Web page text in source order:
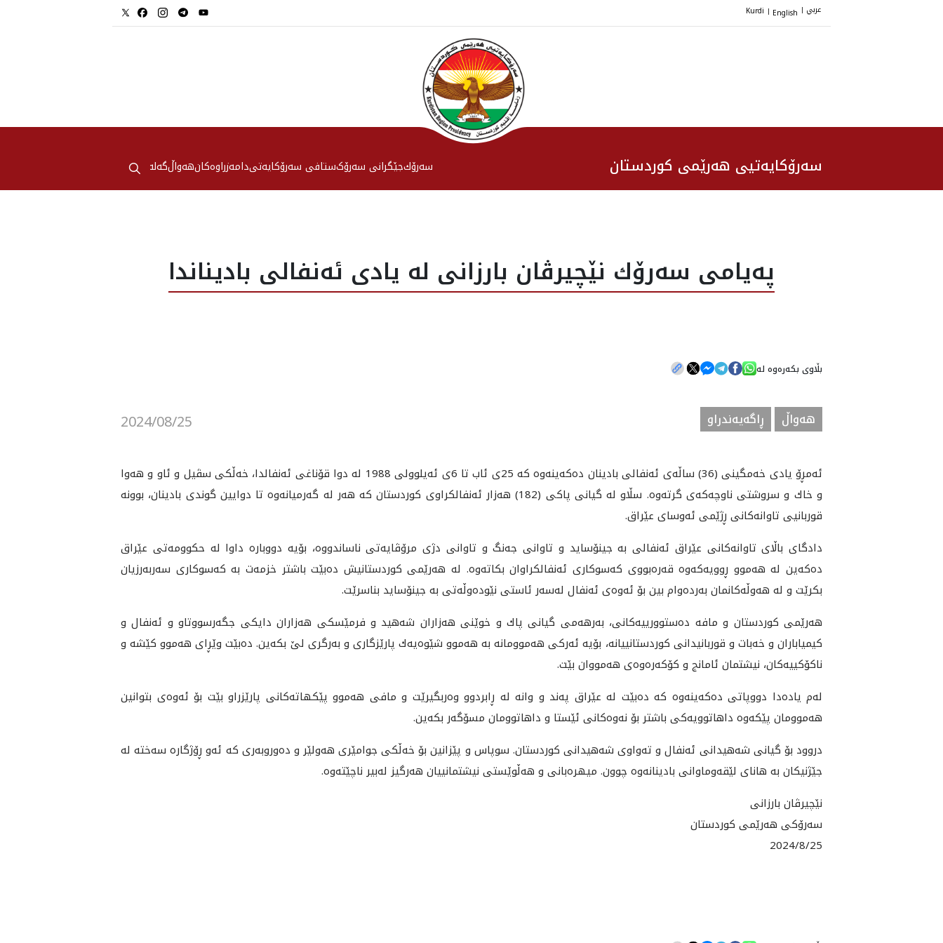
عربي |
English
|
Kurdi
سەرۆکایەتیی هەرێمی کوردستان سەرۆكجێگرانی سه‌رۆکستافی سەرۆکایەتیدامەزراوەکانهه‌واڵگەلەری
⚲
په‌يامى سه‌رۆك نێچيرڤان بارزانى له‌ يادى ئه‌نفالى باديناندا
بڵاوی بکەرەوە لە
2024/08/25 هه‌واڵ ڕاگەیەندراو
ئه‌مڕۆ يادى خه‌مگينى (36) ساڵه‌ى ئه‌نفالى بادينان ده‌كه‌ينه‌وه‌ كه‌ 25ى ئاب تا 6ى ئه‌يلوولى 1988 له‌ دوا قۆناغى ئه‌نفالدا، خه‌ڵكى سڤيل و ئاو و هه‌وا
و خاك و سروشتى ناوچه‌كه‌ى گرته‌وه. سڵاو‌ له‌ گيانى پاكى (182) هه‌زار ئه‌نفالكراوى كوردستان كه‌ هه‌ر له‌ گه‌رميانه‌وه‌ تا دوايين گوندى بادينان، بوونه‌
قوربانيى تاوانه‌كانى ڕژێمى ئه‌وساى عێراق.
دادگاى باڵاى تاوانه‌كانى عێراق ئه‌نفالى به‌ جينۆسايد و تاوانى جه‌نگ و تاوانى دژى مرۆڤايه‌تى ناساندووه‌، بۆيه‌ دووباره‌ داوا له‌ حكوومه‌تى عێراق
ده‌كه‌ين له‌ هه‌موو ڕوويه‌كه‌وه‌ قه‌ره‌بووى كه‌سوكارى ئه‌نفالكراوان بكاته‌وه‌. له‌ هه‌رێمى كوردستانيش ده‌بێت باشتر خزمه‌ت به‌ كه‌سوكارى سه‌ربه‌رزيان
بكرێت و له‌ هه‌وڵه‌كانمان به‌رده‌وام بين بۆ ئه‌وه‌ى ئه‌نفال له‌سه‌ر ئاستى نێوده‌وڵه‌تى به‌ جينۆسايد بناسرێت.
هه‌رێمى كوردستان و مافه‌ ده‌ستوورييه‌كانى، به‌رهه‌مى گيانى پاك و خوێنى هه‌زاران شه‌هيد و فرمێسكى هه‌زاران دايكى جگه‌رسووتاو و ئه‌نفال و
كيمياباران و خه‌بات و قوربانيدانى كوردستانييانه‌‌، بۆيه‌ ئه‌ركى هه‌موومانه‌ به‌ هه‌موو شێوه‌يه‌ك پارێزگارى و به‌رگرى لێ بكه‌ين. ده‌بێت وێڕاى هه‌موو كێشه‌ و
ناكۆكييه‌كان، نيشتمان ئامانج و كۆكه‌ره‌وه‌ى هه‌مووان بێت.
له‌م ياده‌دا دووپاتى ده‌كه‌ينه‌وه‌ كه‌ ده‌بێت له‌ عێراق په‌ند و وانه‌ له‌ ڕابردوو وه‌ربگيرێت و مافى هه‌موو پێكهاته‌كانى پارێزراو بێت بۆ ئه‌وه‌ى بتوانين
هه‌موومان پێكه‌وه‌ داهاتوويه‌كى باشتر بۆ نه‌وه‌كانى ئێستا و داهاتوومان مسۆگه‌ر بكه‌ين.
دروود بۆ گيانى شه‌هيدانى ئه‌نفال و ته‌واوى شه‌هيدانى كوردستان. سوپاس و پێزانين بۆ خه‌ڵكى جوامێرى هه‌ولێر و ده‌وروبه‌رى كه‌ ئه‌و ڕۆژگاره‌ سه‌خته‌ له‌
جێژنيكان به‌ هاناى لێقه‌وماوانى بادينانه‌وه‌ چوون. ميهره‌بانى و هه‌ڵوێستى نيشتمانييان هه‌رگيز له‌بير ناچێته‌وه‌.
نێچيرڤان بارزانى
سه‌رۆكى هه‌رێمى كوردستان
2024/8/25